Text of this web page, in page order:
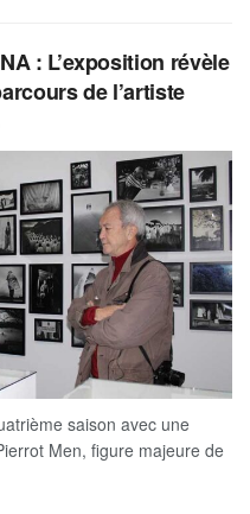
: L’exposition révèle
de l’artiste
saison avec une
Men, figure majeure de